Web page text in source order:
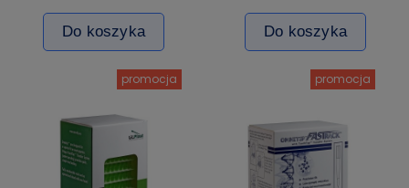
Do koszyka Do koszyka
promocja promocja